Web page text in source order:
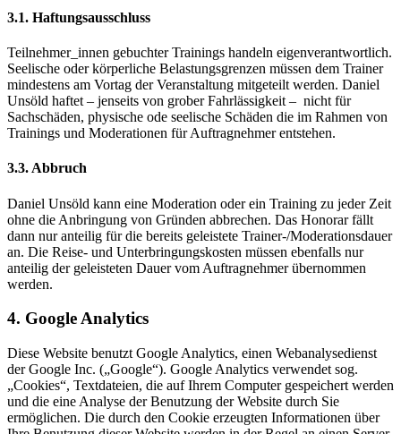
3.1. Haftungsausschluss
Teilnehmer_innen gebuchter Trainings handeln eigenverantwortlich.
Seelische oder körperliche Belastungsgrenzen müssen dem Trainer
mindestens am Vortag der Veranstaltung mitgeteilt werden. Daniel
Unsöld haftet – jenseits von grober Fahrlässigkeit – nicht für
Sachschäden, physische ode seelische Schäden die im Rahmen von
Trainings und Moderationen für Auftragnehmer entstehen.
3.3. Abbruch
Daniel Unsöld kann eine Moderation oder ein Training zu jeder Zeit
ohne die Anbringung von Gründen abbrechen. Das Honorar fällt
dann nur anteilig für die bereits geleistete Trainer-/Moderationsdauer
an. Die Reise- und Unterbringungskosten müssen ebenfalls nur
anteilig der geleisteten Dauer vom Auftragnehmer übernommen
werden.
4. Google Analytics
Diese Website benutzt Google Analytics, einen Webanalysedienst
der Google Inc. („Google“). Google Analytics verwendet sog.
„Cookies“, Textdateien, die auf Ihrem Computer gespeichert werden
und die eine Analyse der Benutzung der Website durch Sie
ermöglichen. Die durch den Cookie erzeugten Informationen über